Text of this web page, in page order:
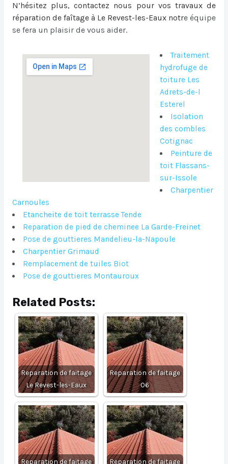
N’hésitez plus, contactez nous pour vos travaux de
réparation de faîtage à Le Revest-les-Eaux notre équipe
se fera un plaisir de vous aider.
Traitement
hydrofuge de
toiture Les
Adrets-de-l
Esterel
Isolation
des combles
Cotignac
Peinture de
toit Flassans-
sur-Issole
Charpentier
Carnoules
Etancheite de toit terrasse Tende
Reparation de pied de cheminee La Garde-Freinet
Pose de gouttieres Mandelieu-la-Napoule
Charpentier Grimaud
Remplacement de tuiles Biot
Pose de gouttieres Montauroux
Related Posts:
Reparation de faitage
Le Revest-les-Eaux
Reparation de faitage
06
Reparation de faitage Reparation de faitage